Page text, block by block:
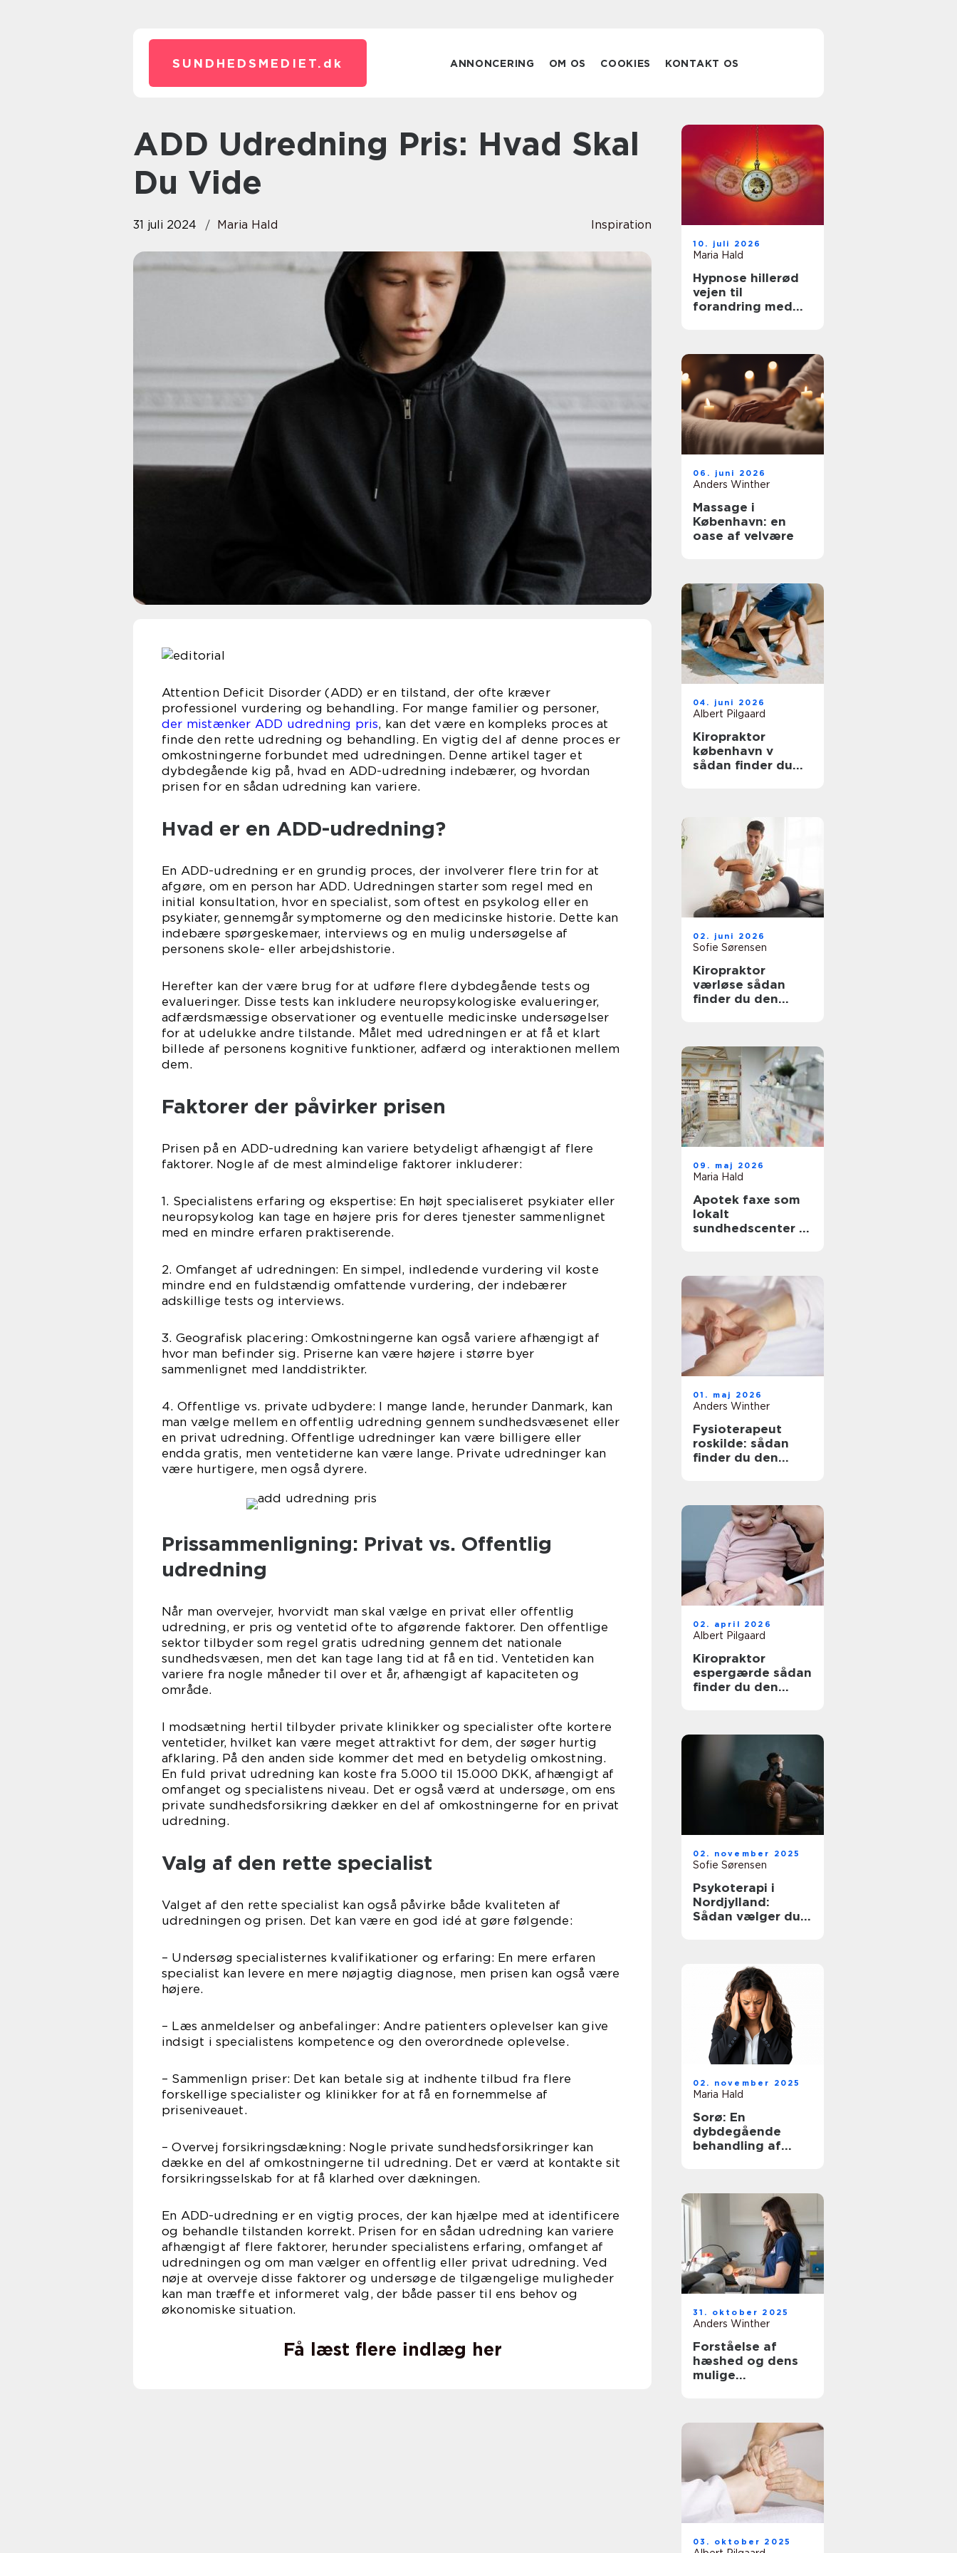
SUNDHEDSMEDIET. dk ANNONCERING OM OS COOKIES KONTAKT OS
ADD Udredning Pris: Hvad Skal
Du Vide
31 juli 2024 Maria Hald Inspiration
Attention Deficit Disorder (ADD) er en tilstand, der ofte kræver
professionel vurdering og behandling. For mange familier og personer,
der mistænker ADD udredning pris, kan det være en kompleks proces at
finde den rette udredning og behandling. En vigtig del af denne proces er
omkostningerne forbundet med udredningen. Denne artikel tager et
dybdegående kig på, hvad en ADD-udredning indebærer, og hvordan
prisen for en sådan udredning kan variere.
Hvad er en ADD-udredning?
En ADD-udredning er en grundig proces, der involverer flere trin for at
afgøre, om en person har ADD. Udredningen starter som regel med en
initial konsultation, hvor en specialist, som oftest en psykolog eller en
psykiater, gennemgår symptomerne og den medicinske historie. Dette kan
indebære spørgeskemaer, interviews og en mulig undersøgelse af
personens skole- eller arbejdshistorie.
Herefter kan der være brug for at udføre flere dybdegående tests og
evalueringer. Disse tests kan inkludere neuropsykologiske evalueringer,
adfærdsmæssige observationer og eventuelle medicinske undersøgelser
for at udelukke andre tilstande. Målet med udredningen er at få et klart
billede af personens kognitive funktioner, adfærd og interaktionen mellem
dem.
Faktorer der påvirker prisen
Prisen på en ADD-udredning kan variere betydeligt afhængigt af flere
faktorer. Nogle af de mest almindelige faktorer inkluderer:
1. Specialistens erfaring og ekspertise: En højt specialiseret psykiater eller
neuropsykolog kan tage en højere pris for deres tjenester sammenlignet
med en mindre erfaren praktiserende.
2. Omfanget af udredningen: En simpel, indledende vurdering vil koste
mindre end en fuldstændig omfattende vurdering, der indebærer
adskillige tests og interviews.
3. Geografisk placering: Omkostningerne kan også variere afhængigt af
hvor man befinder sig. Priserne kan være højere i større byer
sammenlignet med landdistrikter.
4. Offentlige vs. private udbydere: I mange lande, herunder Danmark, kan
man vælge mellem en offentlig udredning gennem sundhedsvæsenet eller
en privat udredning. Offentlige udredninger kan være billigere eller
endda gratis, men ventetiderne kan være lange. Private udredninger kan
være hurtigere, men også dyrere.
Prissammenligning: Privat vs. Offentlig
udredning
Når man overvejer, hvorvidt man skal vælge en privat eller offentlig
udredning, er pris og ventetid ofte to afgørende faktorer. Den offentlige
sektor tilbyder som regel gratis udredning gennem det nationale
sundhedsvæsen, men det kan tage lang tid at få en tid. Ventetiden kan
variere fra nogle måneder til over et år, afhængigt af kapaciteten og
område.
I modsætning hertil tilbyder private klinikker og specialister ofte kortere
ventetider, hvilket kan være meget attraktivt for dem, der søger hurtig
afklaring. På den anden side kommer det med en betydelig omkostning.
En fuld privat udredning kan koste fra 5.000 til 15.000 DKK, afhængigt af
omfanget og specialistens niveau. Det er også værd at undersøge, om ens
private sundhedsforsikring dækker en del af omkostningerne for en privat
udredning.
Valg af den rette specialist
Valget af den rette specialist kan også påvirke både kvaliteten af
udredningen og prisen. Det kan være en god idé at gøre følgende:
– Undersøg specialisternes kvalifikationer og erfaring: En mere erfaren
specialist kan levere en mere nøjagtig diagnose, men prisen kan også være
højere.
– Læs anmeldelser og anbefalinger: Andre patienters oplevelser kan give
indsigt i specialistens kompetence og den overordnede oplevelse.
– Sammenlign priser: Det kan betale sig at indhente tilbud fra flere
forskellige specialister og klinikker for at få en fornemmelse af
priseniveauet.
– Overvej forsikringsdækning: Nogle private sundhedsforsikringer kan
dække en del af omkostningerne til udredning. Det er værd at kontakte sit
forsikringsselskab for at få klarhed over dækningen.
En ADD-udredning er en vigtig proces, der kan hjælpe med at identificere
og behandle tilstanden korrekt. Prisen for en sådan udredning kan variere
afhængigt af flere faktorer, herunder specialistens erfaring, omfanget af
udredningen og om man vælger en offentlig eller privat udredning. Ved
nøje at overveje disse faktorer og undersøge de tilgængelige muligheder
kan man træffe et informeret valg, der både passer til ens behov og
økonomiske situation.
Få læst flere indlæg her
10. juli 2026
Maria Hald
Hypnose hillerød
vejen til
forandring med
06. juni 2026
Anders Winther
Massage i
København: en
oase af velvære
04. juni 2026
Albert Pilgaard
Kiropraktor
københavn v
sådan finder du
02. juni 2026
Sofie Sørensen
Kiropraktor
værløse sådan
finder du den
09. maj 2026
Maria Hald
Apotek faxe som
lokalt
sundhedscenter i
01. maj 2026
Anders Winther
Fysioterapeut
roskilde: sådan
finder du den
02. april 2026
Albert Pilgaard
Kiropraktor
espergærde sådan
finder du den
02. november 2025
Sofie Sørensen
Psykoterapi i
Nordjylland:
Sådan vælger du
02. november 2025
Maria Hald
Sorø: En
dybdegående
behandling af
31. oktober 2025
Anders Winther
Forståelse af
hæshed og dens
mulige
03. oktober 2025